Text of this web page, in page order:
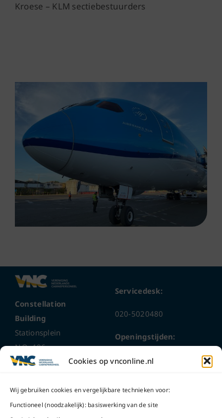
Cookies op vnconline.nl
Wij gebruiken cookies en vergelijkbare technieken voor:
Functioneel (noodzakelijk): basiswerking van de site
Kroese – KLM sectiebestuurders
Constellation
Building
Stationsplein
N.O. 406
1117 CL
Bel ons
Servicedesk:
020-5020480
Openingstijden:
ma t/m do
Na openingstijden